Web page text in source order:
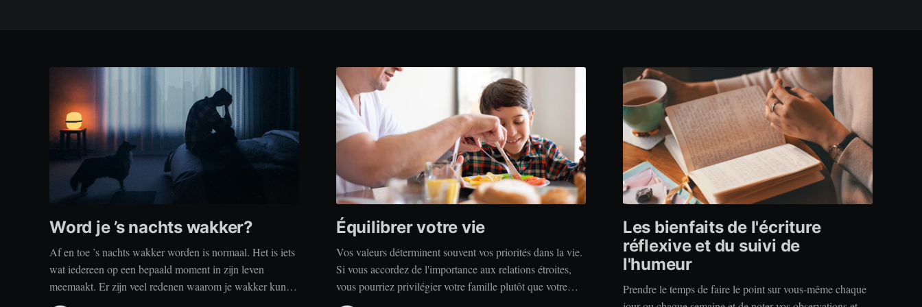
Word je ’s nachts wakker?
Af en toe ’s nachts wakker worden is normaal. Het is iets
wat iedereen op een bepaald moment in zijn leven
meemaakt. Er zijn veel redenen waarom je wakker kunt
worden, zoals stress, naar het toilet moeten, je omgeving
Équilibrer votre vie
Vos valeurs déterminent souvent vos priorités dans la vie.
Si vous accordez de l'importance aux relations étroites,
vous pourriez privilégier votre famille plutôt que votre
indépendance. Si vous accordez de l'importance à la
Les bienfaits de l'écriture
réflexive et du suivi de
l'humeur
Prendre le temps de faire le point sur vous-même chaque